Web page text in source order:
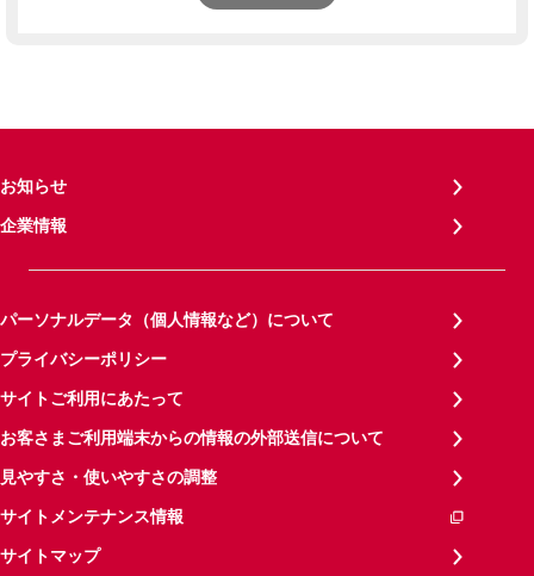
お知らせ
企業情報
パーソナルデータ（個人情報など）について
プライバシーポリシー
サイトご利用にあたって
お客さまご利用端末からの情報の外部送信について
見やすさ・使いやすさの調整
サイトメンテナンス情報
サイトマップ